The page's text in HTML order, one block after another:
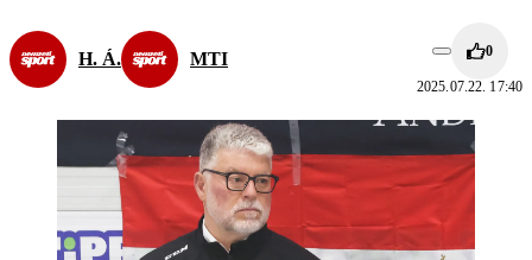
H. Á. MTI 0
2025.07.22. 17:40